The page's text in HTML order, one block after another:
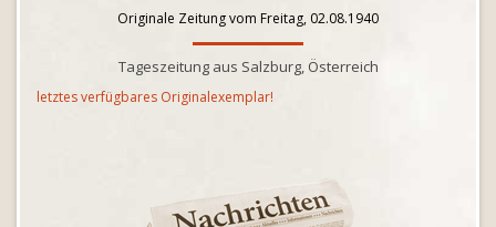
Originale Zeitung vom Freitag, 02.08.1940
Tageszeitung aus Salzburg, Österreich
letztes verfügbares Originalexemplar!